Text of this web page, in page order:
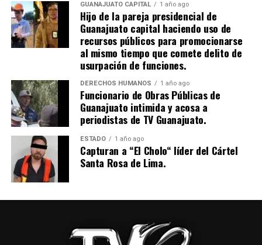
GUANAJUATO CAPITAL 1 año ago
Hijo de la pareja presidencial de
Guanajuato capital haciendo uso de
recursos públicos para promocionarse
al mismo tiempo que comete delito de
usurpación de funciones.
DERECHOS HUMANOS 1 año ago
Funcionario de Obras Públicas de
Guanajuato intimida y acosa a
periodistas de TV Guanajuato.
ESTADO 1 año ago
Capturan a “El Cholo“ líder del Cártel
Santa Rosa de Lima.